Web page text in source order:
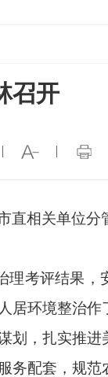
召开
直相关单位分
考评结果，
环境整治作
，扎实推进
务配套，规